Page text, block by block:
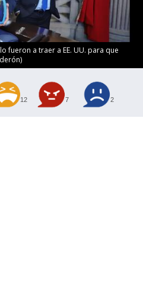
fueron a traer a EE. UU. para que
12 7 2